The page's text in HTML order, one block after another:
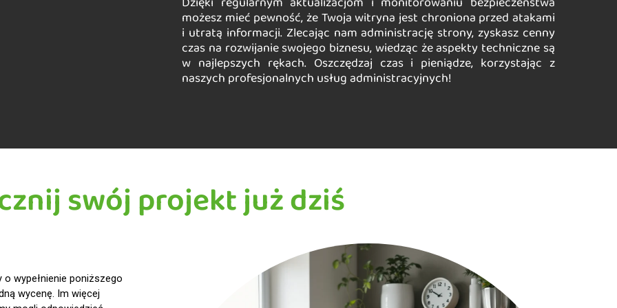
możesz mieć pewność, że Twoja witryna jest chroniona przed atakami
i utratą informacji. Zlecając nam administrację strony, zyskasz cenny
czas na rozwijanie swojego biznesu, wiedząc że aspekty techniczne są
w najlepszych rękach. Oszczędzaj czas i pieniądze, korzystając z
naszych profesjonalnych usług administracyjnych!
swój projekt już dziś